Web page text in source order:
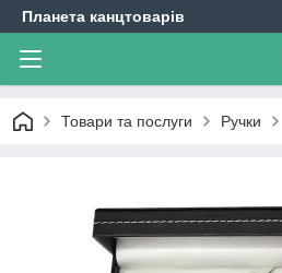
Планета канцтоварів
Товари та послуги Ручки